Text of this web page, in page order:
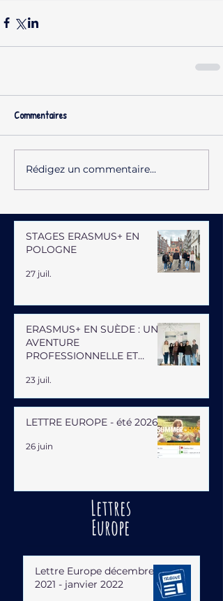
Commentaires
Rédigez un commentaire...
STAGES ERASMUS+ EN
POLOGNE
27 juil.
ERASMUS+ EN SUÈDE : UNE
AVENTURE
PROFESSIONNELLE ET
23 juil.
LETTRE EUROPE - été 2026
26 juin
Lettres
Europe
Lettre Europe décembre
2021 - janvier 2022